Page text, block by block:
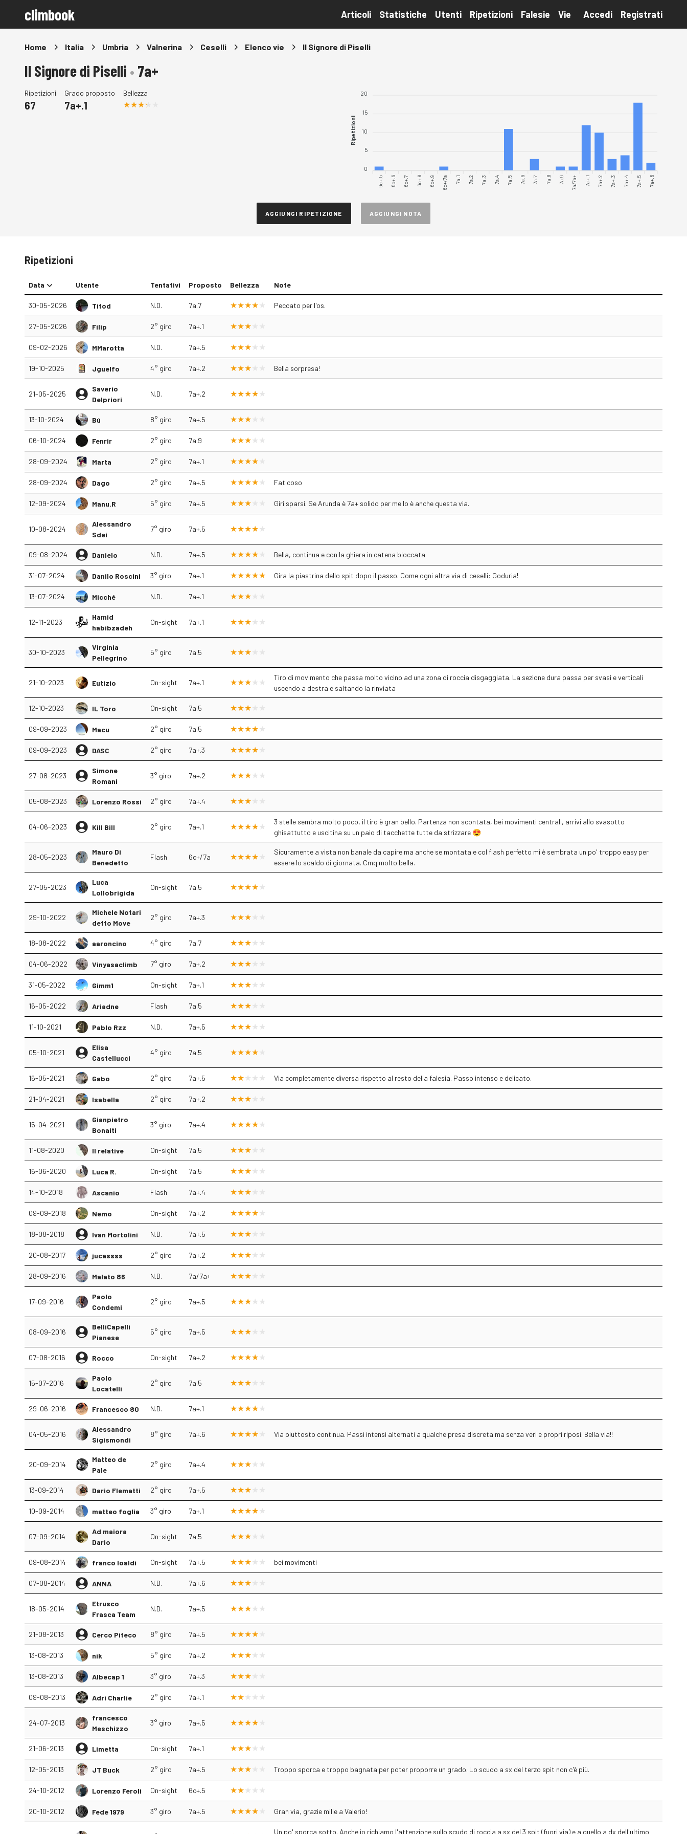
climbook Articoli Statistiche Utenti Ripetizioni Falesie Vie Accedi Registrati
Home Italia Umbria Valnerina Ceselli Elenco vie Il Signore di Piselli
Il Signore di Piselli • 7a+
Ripetizioni
67
Grado proposto
7a+.1
Bellezza 20
15
10
5
0
Ripetizioni
6c+.5 6c+.6 6c+.7 6c+.8 6c+.9 6c+/7a 7a.1 7a.2 7a.3 7a.4 7a.5 7a.6 7a.7 7a.8 7a.9 7a/7a+ 7a+.1 7a+.2 7a+.3 7a+.4 7a+.5 7a+.6
AGGIUNGI RIPETIZIONE AGGIUNGI NOTA
Ripetizioni
Data Utente Tentativi Proposto Bellezza Note
30-05-2026 Titod N.D. 7a.7 Peccato per l'os.
27-05-2026 Filip 2° giro 7a+.1
09-02-2026 MMarotta N.D. 7a+.5
19-10-2025 Jguelfo 4° giro 7a+.2 Bella sorpresa!
21-05-2025
Saverio
Delpriori
N.D. 7a+.2
13-10-2024 Bú 8° giro 7a+.5
06-10-2024 Fenrir 2° giro 7a.9
28-09-2024 Marta 2° giro 7a+.1
28-09-2024 Dago 2° giro 7a+.5 Faticoso
12-09-2024 Manu.R 5° giro 7a+.5 Giri sparsi. Se Arunda è 7a+ solido per me lo è anche questa via.
10-08-2024
Alessandro
Sdei
7° giro 7a+.5
09-08-2024 Danielo N.D. 7a+.5 Bella, continua e con la ghiera in catena bloccata
31-07-2024 Danilo Roscini 3° giro 7a+.1 Gira la piastrina dello spit dopo il passo. Come ogni altra via di ceselli: Goduria!
13-07-2024 Micché N.D. 7a+.1
12-11-2023
Hamid
habibzadeh
On-sight 7a+.1
30-10-2023
Virginia
Pellegrino
5° giro 7a.5
21-10-2023 Eutizio On-sight 7a+.1
Tiro di movimento che passa molto vicino ad una zona di roccia disgaggiata. La sezione dura passa per svasi e verticali
uscendo a destra e saltando la rinviata
12-10-2023 IL Toro On-sight 7a.5
09-09-2023 Macu 2° giro 7a.5
09-09-2023 DASC 2° giro 7a+.3
27-08-2023
Simone
Romani
3° giro 7a+.2
05-08-2023 Lorenzo Rossi 2° giro 7a+.4
04-06-2023 Kill Bill 2° giro 7a+.1
3 stelle sembra molto poco, il tiro è gran bello. Partenza non scontata, bei movimenti centrali, arrivi allo svasotto
ghisattutto e uscitina su un paio di tacchette tutte da strizzare 😍
28-05-2023
Mauro Di
Benedetto
Flash 6c+/7a
Sicuramente a vista non banale da capire ma anche se montata e col flash perfetto mi è sembrata un po' troppo easy per
essere lo scaldo di giornata. Cmq molto bella.
27-05-2023
Luca
Lollobrigida
On-sight 7a.5
29-10-2022
Michele Notari
detto Move
2° giro 7a+.3
18-08-2022 aaroncino 4° giro 7a.7
04-06-2022 Vinyasaclimb 7° giro 7a+.2
31-05-2022 Gimm1 On-sight 7a+.1
16-05-2022 Ariadne Flash 7a.5
11-10-2021 Pablo Rzz N.D. 7a+.5
05-10-2021
Elisa
Castellucci
4° giro 7a.5
16-05-2021 Gabo 2° giro 7a+.5 Via completamente diversa rispetto al resto della falesia. Passo intenso e delicato.
21-04-2021 Isabella 2° giro 7a+.2
15-04-2021
Gianpietro
Bonaiti
3° giro 7a+.4
11-08-2020 Il relative On-sight 7a.5
16-06-2020 Luca R. On-sight 7a.5
14-10-2018 Ascanio Flash 7a+.4
09-09-2018 Nemo On-sight 7a+.2
18-08-2018 Ivan Mortolini N.D. 7a+.5
20-08-2017 jucassss 2° giro 7a+.2
28-09-2016 Malato 86 N.D. 7a/7a+
17-09-2016
Paolo
Condemi
2° giro 7a+.5
08-09-2016
BelliCapelli
Pianese
5° giro 7a+.5
07-08-2016 Rocco On-sight 7a+.2
15-07-2016
Paolo
Locatelli
2° giro 7a.5
29-06-2016 Francesco 80 N.D. 7a+.1
04-05-2016
Alessandro
Sigismondi
8° giro 7a+.6 Via piuttosto continua. Passi intensi alternati a qualche presa discreta ma senza veri e propri riposi. Bella via!!
20-09-2014
Matteo de
Pale
2° giro 7a+.4
13-09-2014 Dario Flematti 2° giro 7a+.5
10-09-2014 matteo foglia 3° giro 7a+.1
07-09-2014
Ad maiora
Dario
On-sight 7a.5
09-08-2014 franco loaldi On-sight 7a+.5 bei movimenti
07-08-2014 ANNA N.D. 7a+.6
18-05-2014
Etrusco
Frasca Team
N.D. 7a+.5
21-08-2013 Cerco Piteco 8° giro 7a+.5
13-08-2013 nik 5° giro 7a+.2
13-08-2013 Albecap 1 3° giro 7a+.3
09-08-2013 Adri Charlie 2° giro 7a+.1
24-07-2013
francesco
Meschizzo
3° giro 7a+.5
21-06-2013 Limetta On-sight 7a+.1
12-05-2013 JT Buck 2° giro 7a+.5 Troppo sporca e troppo bagnata per poter proporre un grado. Lo scudo a sx del terzo spit non c'è più.
24-10-2012 Lorenzo Feroli On-sight 6c+.5
20-10-2012 Fede 1979 3° giro 7a+.5 Gran via, grazie mille a Valerio!
Un po' sporca sotto. Anche io richiamo l'attenzione sullo scudo di roccia a sx del 3 spit (fuori via) e a quello a dx dell'ultimo